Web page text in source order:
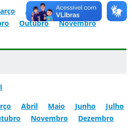
Abril Maio
Junho
Outubro
Novembro
Abril Maio Junho
Julho
Novembro Dezembro